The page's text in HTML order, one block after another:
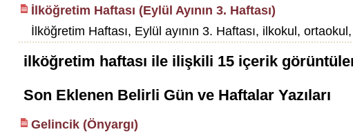
İlköğretim Haftası (Eylül Ayının 3. Haftası)
İlköğretim Haftası, Eylül ayının 3. Haftası, ilkokul,
ilköğretim haftası ile ilişkili 15içerik
Son Eklenen Belirli Gün ve Haftalar Yazıları
Gelincik (Önyargı)